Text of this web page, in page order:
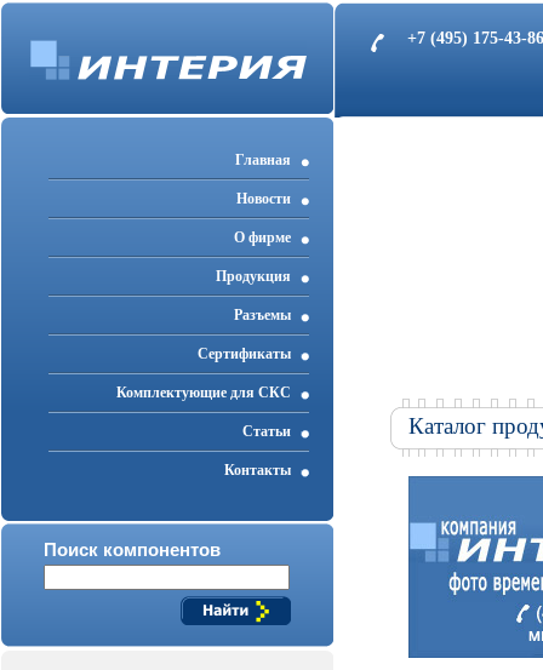
+7 (495) 175-43-
Главная
Новости
О фирме
Продукция
Разъемы
Cертификаты
Комплектующие для СКС
Статьи
Контакты
Поиск компонентов
Каталог